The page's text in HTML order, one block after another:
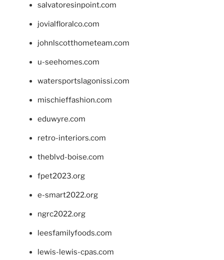
salvatoresinpoint.com
jovialfloralco.com
johnlscotthometeam.com
u-seehomes.com
watersportslagonissi.com
mischieffashion.com
eduwyre.com
retro-interiors.com
theblvd-boise.com
fpet2023.org
e-smart2022.org
ngrc2022.org
leesfamilyfoods.com
lewis-lewis-cpas.com